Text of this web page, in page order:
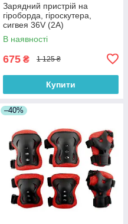
Зарядний пристрій на
гіроборда, гіроскутера,
сигвея 36V (2A)
В наявності
675 ₴ 1 125 ₴
Купити
–40%